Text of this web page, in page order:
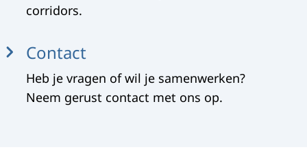
corridors.
Contact
Heb je vragen of wil je samenwerken?
Neem gerust contact met ons op.